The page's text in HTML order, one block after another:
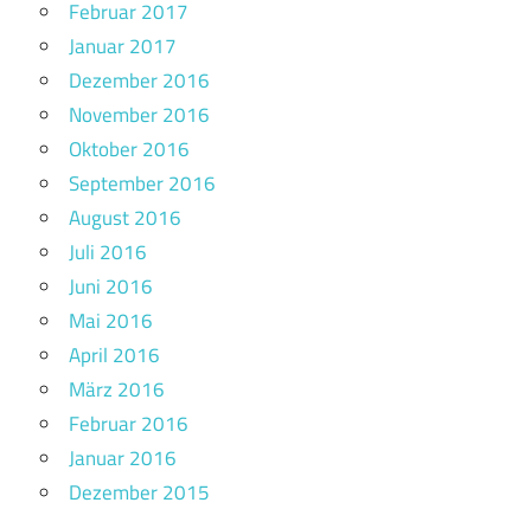
Februar 2017
Januar 2017
Dezember 2016
November 2016
Oktober 2016
September 2016
August 2016
Juli 2016
Juni 2016
Mai 2016
April 2016
März 2016
Februar 2016
Januar 2016
Dezember 2015